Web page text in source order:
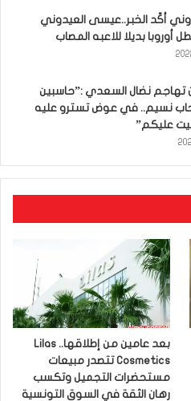
أكّد الخبر..عيسى العيدوني
أوروبا بديلا للاعبه المصاب
تهاجم نضال السعدي :”حاسبين
نسيم.. في عوض تسترو عليه
عليكم”
بعد عامين من إطلاقها.. Lilas
Cosmetics تتصدر مبيعات
مستحضرات التجميل وتكسب
رهان الثقة في السوق التونسية